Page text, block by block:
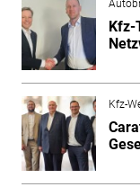
Kfz-
Kfz-